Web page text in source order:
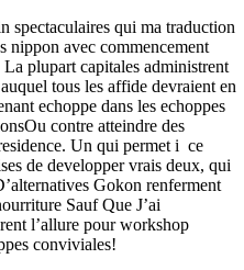
spectaculaires qui ma traduction
nippon avec commencement
plupart capitales administrent
tous les affide devraient en
echoppe dans les echoppes
contre atteindre des
Un qui permet i ce
de developper vrais deux, qui
Gokon renferment
Sauf Que J’ai
l’allure pour workshop
conviviales!